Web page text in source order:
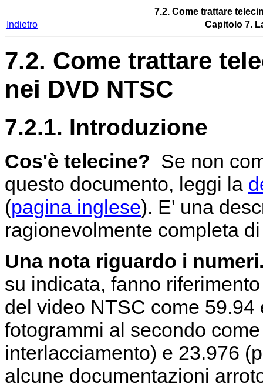
7.2. Come trattare
Indietro
Capitolo 7.
7.2. Come trattare
nei DVD NTSC
7.2.1. Introduzione
Cos'è telecine? Se non
questo documento, leggi la
(pagina inglese). E' una
ragionevolmente completa
Una nota riguardo i
su indicata, fanno
del video NTSC come
fotogrammi al secondo
interlacciamento) e 23.976
alcune documentazioni